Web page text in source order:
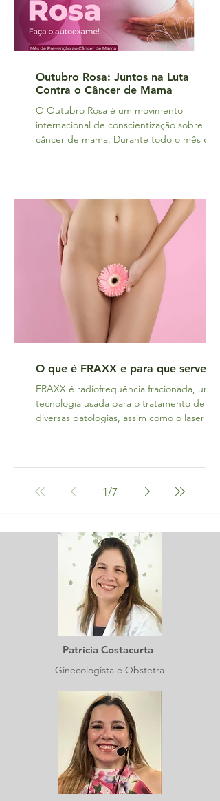
Outubro Rosa: Juntos na Luta
Contra o Câncer de Mama
O Outubro Rosa é um movimento
internacional de conscientização sobre o
câncer de mama. Durante todo o mês de
O que é FRAXX e para que serve?
FRAXX é radiofrequência fracionada, uma
tecnologia usada para o tratamento de
diversas patologias, assim como o laser e o
1/7
Patricia Costacurta
Ginecologista e Obstetra